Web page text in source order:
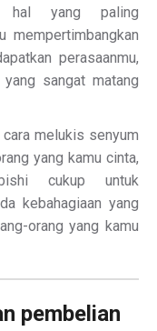
hal yang paling
mempertimbangkan
perasaanmu,
sangat matang
melukis senyum
yang kamu cinta,
cukup untuk
kebahagiaan yang
orang yang kamu
pembelian